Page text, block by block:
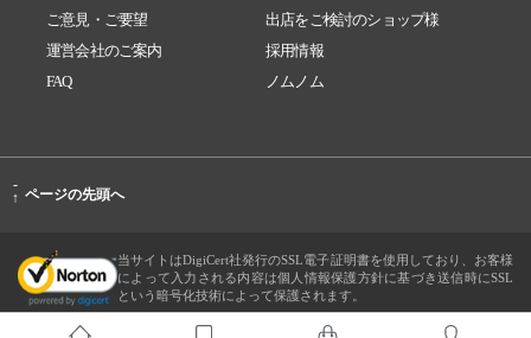
ご意見・ご要望
出店をご検討のショップ様
運営会社のご案内
採用情報
FAQ
ノムノム
-
↑ ページの先頭へ
当サイトはDigiCert社発行のSSL電子証明書を使用しており、お客様
によって入力される内容は個人情報保護方針に基づき送信時にSSL
という暗号化技術によって保護されます。